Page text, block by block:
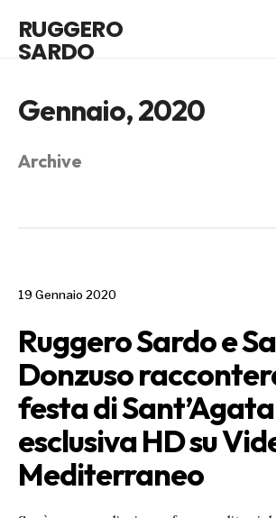
RUGGERO
SARDO
Gennaio, 2020
Archive
19 Gennaio 2020
Ruggero Sardo e
Donzuso
festa di
esclusiva HD su
Mediterraneo